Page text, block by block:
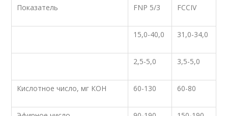
Показатель FNP 5/3 FCCIV
15,0-40,0 31,0-34,0
2,5-5,0 3,5-5,0
Кислотное число, мг КОН 60-130 60-80